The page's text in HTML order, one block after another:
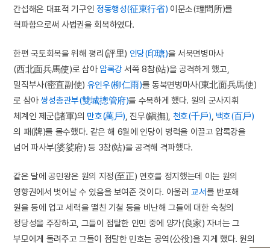
간섭해온 대표적 기구인 정동행성(征東行省) 이문소(理問所)를
혁파함으로써 사법권을 회복하였다.
한편 국토회복을 위해 평리(評里) 인당(印瑭)을 서북면병마사
(西北面兵馬使)로 삼아 압록강 서쪽 8참(站)을 공격하게 했고,
밀직부사(密直副使) 유인우(柳仁雨)를 동북면병마사(東北面兵馬使)
로 삼아 쌍성총관부(雙城摠管府)를 수복하게 했다. 원의 군사지휘
체계인 제군(諸軍)의 만호(萬戶) , 진무(鎭撫), 천호(千戶) 백호(百戶)
의 패(牌)를 몰수했다. 같은 해 6월에 인당이 병력을 이끌고 압록강을
넘어 파사부(婆娑府) 등 3참(站)을 공격해 격파했다.
같은 달에 공민왕은 원의 지정(至正) 연호를 정지했는데 이는 원의
영향권에서 벗어날 수 있음을 보여준 것이다. 아울러교서를 반포해
원을 등에 업고 세력을 떨친 기철 등을 비난해 그들에 대한 숙청의
정당성을 주장하고, 그들이 점탈한 인민 중에 양가(良家) 자녀는 그
부모에게 돌려주고 그들이 점탈한 민호는 공역(公役)을 지게 했다. 원의